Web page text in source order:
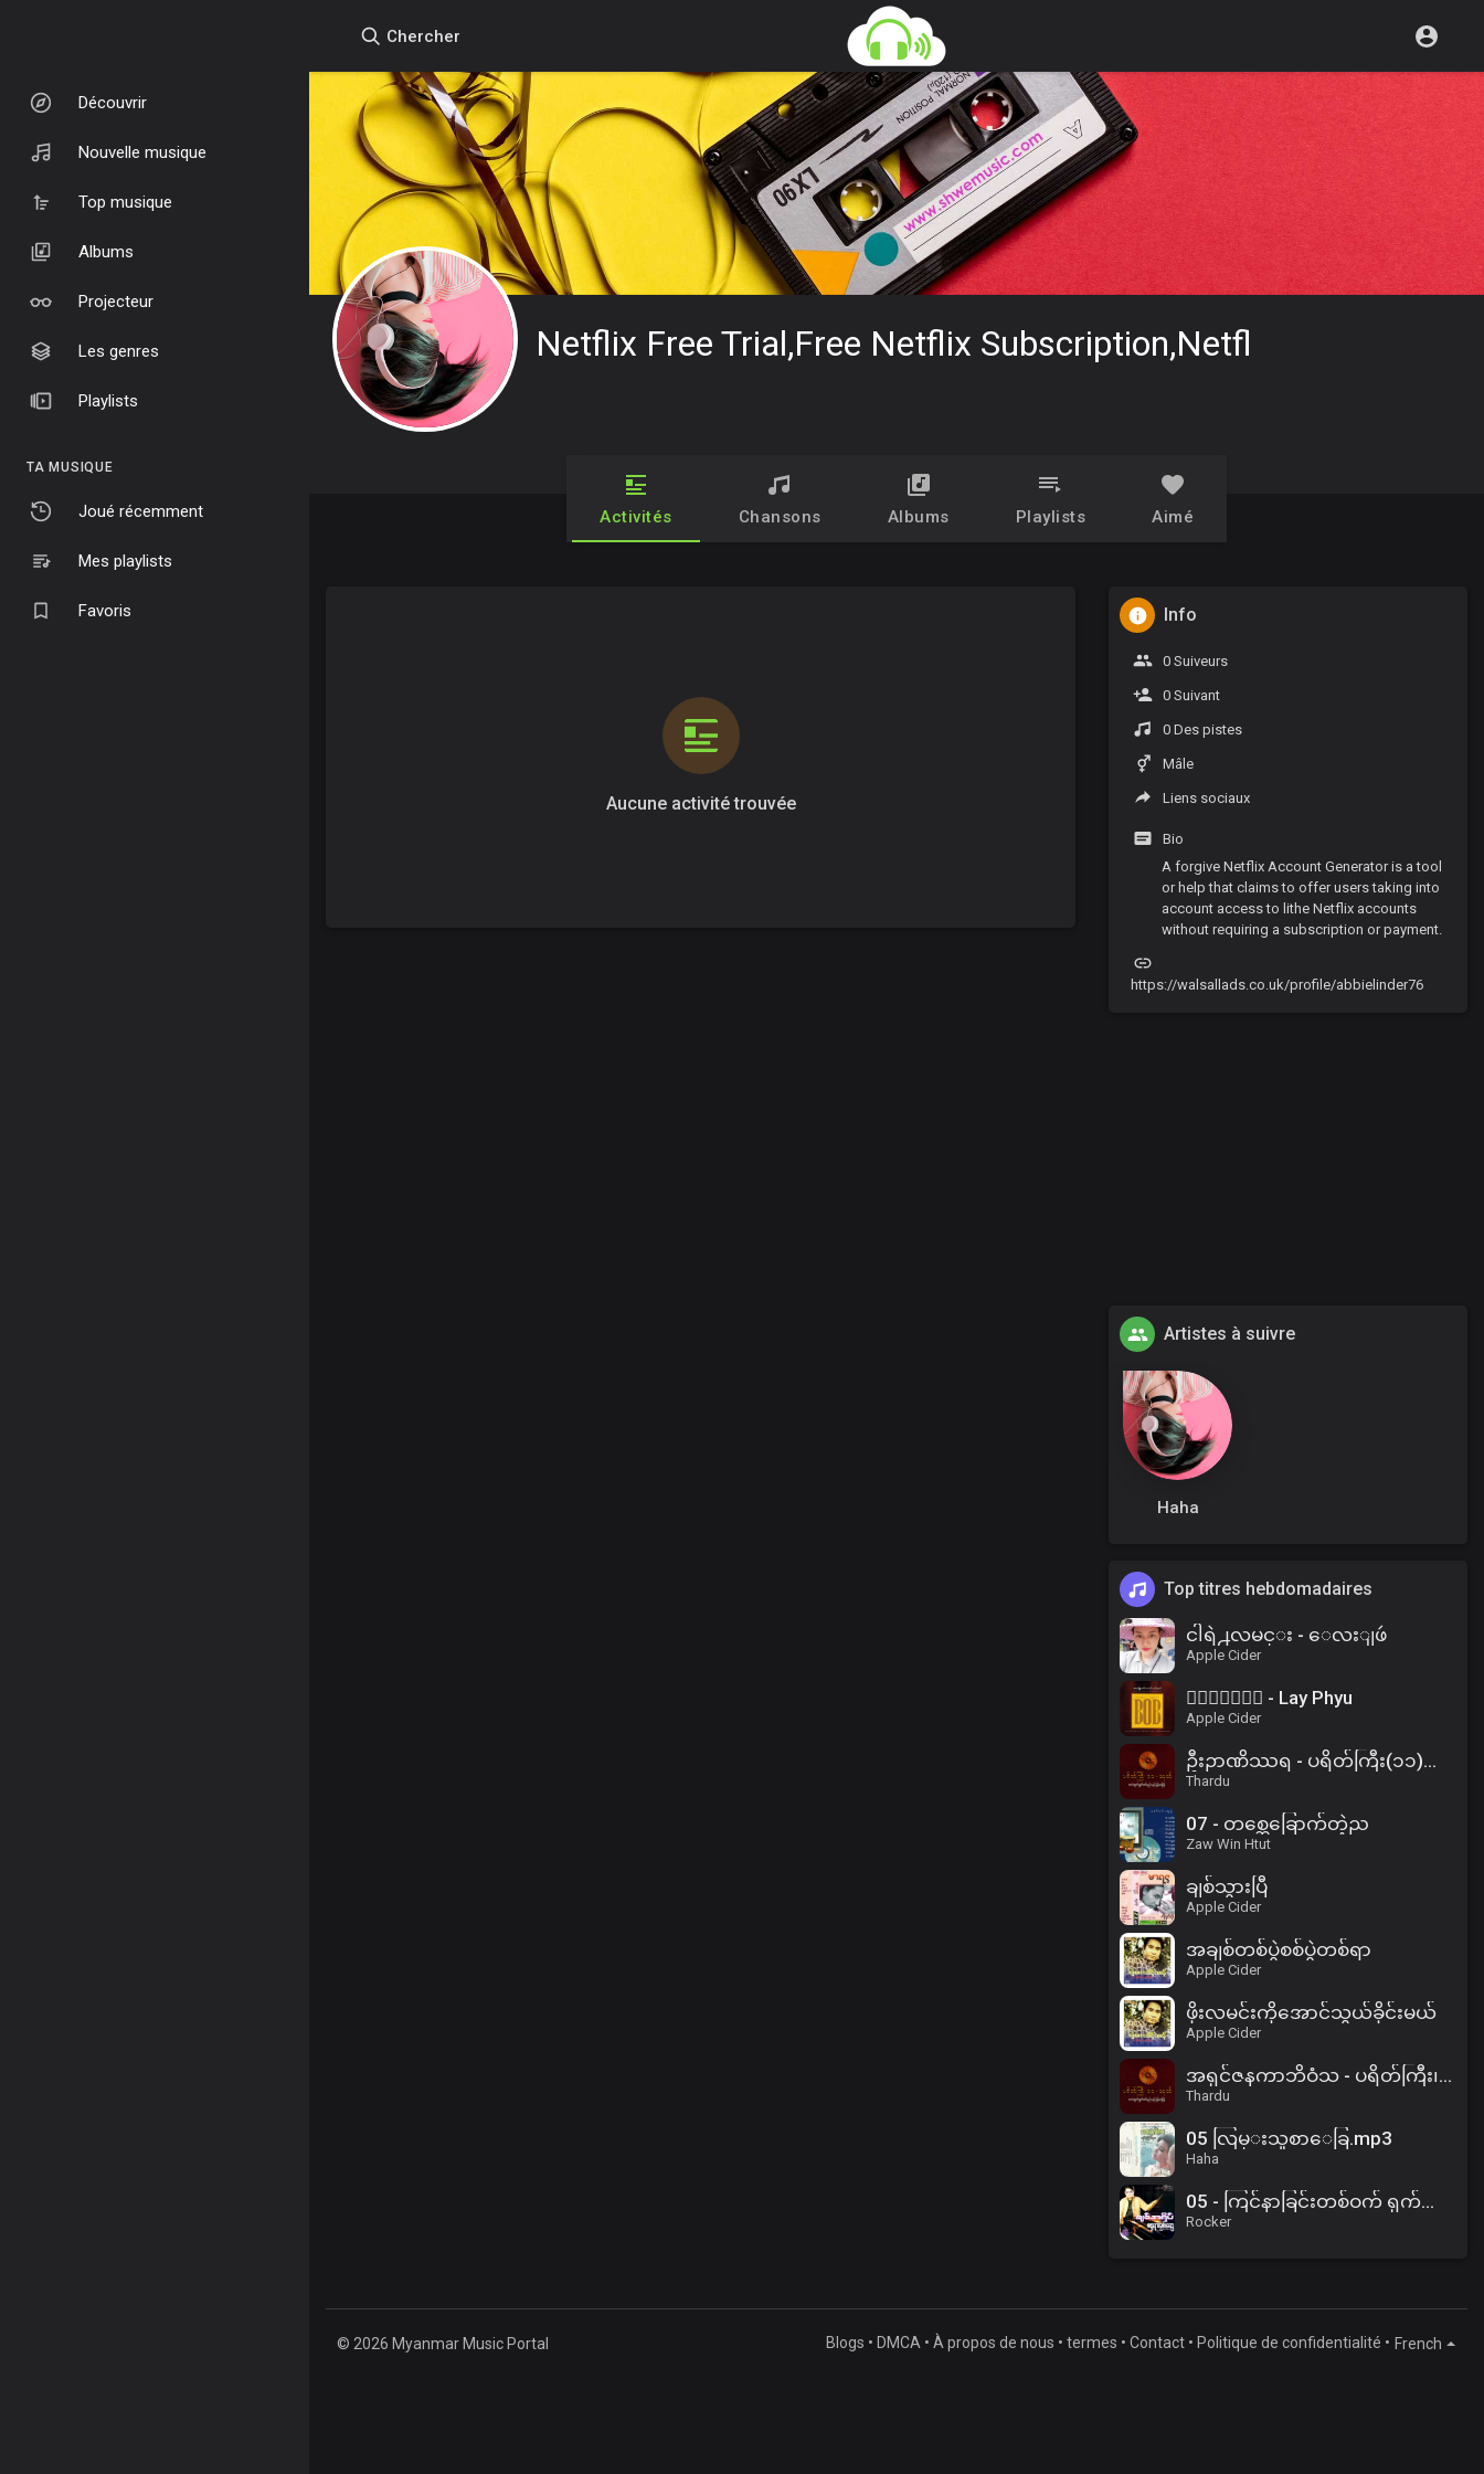
Découvrir
Nouvelle musique
Top musique
Albums
Projecteur
Les genres
Playlists
TA MUSIQUE
Joué récemment
Mes playlists
Favoris
Chercher
Netflix Free Trial,free Netflix Subscription,netfl
Activités Chansons Albums Playlists Aimé
Aucune activité trouvée
Info
0 Suiveurs
0 Suivant
0 Des pistes
Mâle
Liens sociaux
Bio
A forgive Netflix Account Generator is a tool
or help that claims to offer users taking into
account access to lithe Netflix accounts
without requiring a subscription or payment.
https://walsallads.co.uk/profile/abbielinder76
Artistes à suivre
Haha
Top titres hebdomadaires
ငါရဲ႕လမင္း - ေလးျဖဴ
Apple Cider
၀ိေရာဓိ - Lay Phyu
Apple Cider
ဦးဉာဏိဿရ - ပရိတ်ကြီး(၁၁)သုတ်၊ ပါဠိအနက် (၂)
Thardu
07 - တစ္ဆေခြောက်တဲ့ည
Zaw Win Htut
ချစ်သွားပြီ
Apple Cider
အချစ်တစ်ပွဲစစ်ပွဲတစ်ရာ
Apple Cider
ဖိုးလမင်းကိုအောင်သွယ်ခိုင်းမယ်
Apple Cider
အရှင်ဇနကာဘိဝံသ - ပရိတ်ကြီး၊ ဓမ္မစကြာ၊ အနတ္တလက္ခဏသုတ်
Thardu
05 လြမ္းသူစာေခြ.mp3
Haha
05 - ကြင်နာခြင်းတစ်ဝက် ရှက်ထွေးခြင်းတစ်ဝက်.mp3
Rocker
© 2026 Myanmar Music Portal Blogs • DMCA •À propos de nous •termes •Contact • Politique de confidentialité • French